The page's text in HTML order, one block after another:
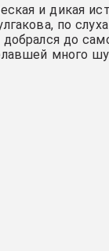
и дикая
по
добрался до
много